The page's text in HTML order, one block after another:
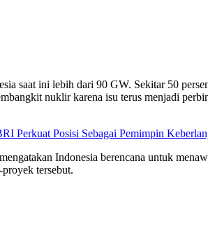
saat ini lebih dari 90 GW. Sekitar 50
nuklir karena isu terus menjadi
Perkuat Posisi Sebagai Pemimpin
Indonesia berencana untuk
tersebut.